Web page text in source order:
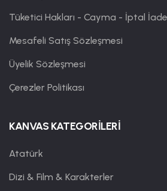
Tüketici Hakları - Cayma - İptal İade
Mesafeli Satış Sözleşmesi
Üyelik Sözleşmesi
Çerezler Politikası
KANVAS KATEGORİLERİ
Atatürk
Dizi & Film & Karakterler